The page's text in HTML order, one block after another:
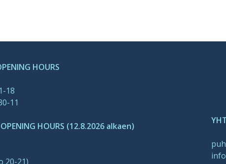
HOURS
18
11
HOURS (12.8.2026 alkaen)
20-21)